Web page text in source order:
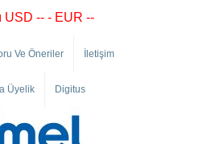
USD -- - EUR --
Ve Öneriler İletişim
Üyelik Digitus